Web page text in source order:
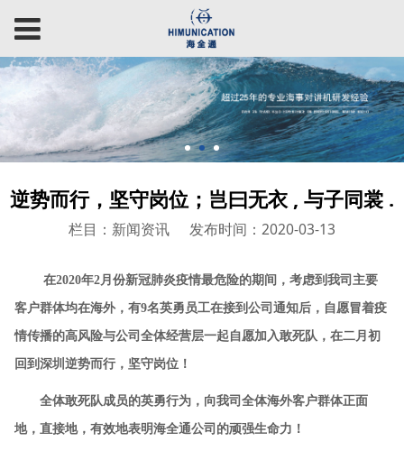
逆势而行，坚守岗位；岂曰无衣 , 与子同裳 .
栏目：新闻资讯 发布时间：2020-03-13
在2020年2月份新冠肺炎疫情最危险的期间，考虑到我司主要
客户群体均在海外，有9名英勇员工在接到公司通知后，自愿冒着疫
情传播的高风险与公司全体经营层一起自愿加入敢死队，在二月初
回到深圳逆势而行，坚守岗位！
全体敢死队成员的英勇行为，向我司全体海外客户群体正面
地，直接地，有效地表明海全通公司的顽强生命力！